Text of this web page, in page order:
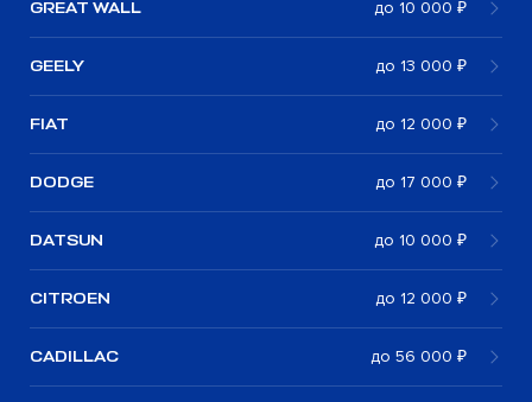
GREAT WALL до 10 000 ₽
GEELY до 13 000 ₽
FIAT до 12 000 ₽
DODGE до 17 000 ₽
DATSUN до 10 000 ₽
CITROEN до 12 000 ₽
CADILLAC до 56 000 ₽